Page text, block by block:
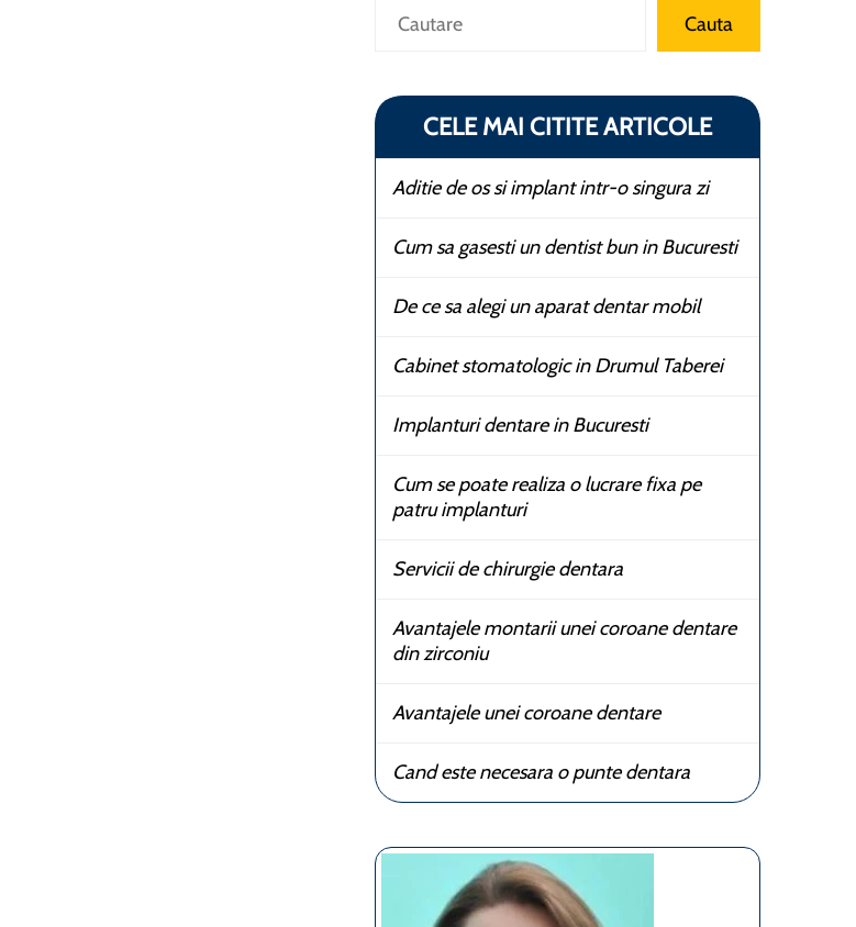
Caută Cauta
CELE MAI CITITE ARTICOLE
Aditie de os si implant intr-o singura zi
Cum sa gasesti un dentist bun in Bucuresti
De ce sa alegi un aparat dentar mobil
Cabinet stomatologic in Drumul Taberei
Implanturi dentare in Bucuresti
Cum se poate realiza o lucrare fixa pe
patru implanturi
Servicii de chirurgie dentara
Avantajele montarii unei coroane dentare
din zirconiu
Avantajele unei coroane dentare
Cand este necesara o punte dentara